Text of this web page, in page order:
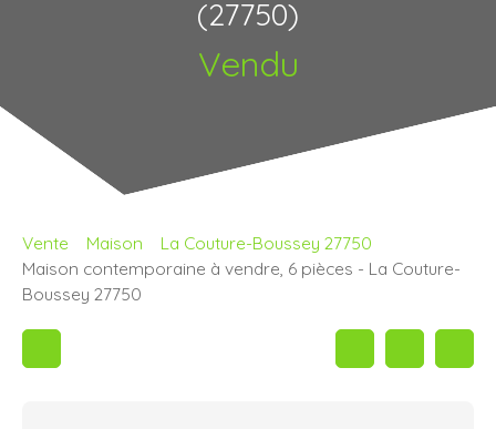
(27750)
Vendu
Vente Maison
La Couture-Boussey 27750
Maison contemporaine à vendre, 6 pièces - La Couture-
Boussey 27750